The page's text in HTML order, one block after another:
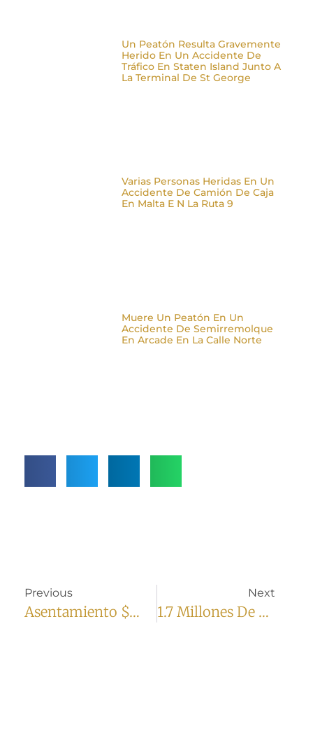
Un Peatón Resulta Gravemente
Herido En Un Accidente De
Tráfico En Staten Island Junto A
La Terminal De St George
Varias Personas Heridas En Un
Accidente De Camión De Caja
En Malta E N La Ruta 9
Muere Un Peatón En Un
Accidente De Semirremolque
En Arcade En La Calle Norte
Previous
Asentamiento $2,250,000
Next
1.7 Millones De Dólares